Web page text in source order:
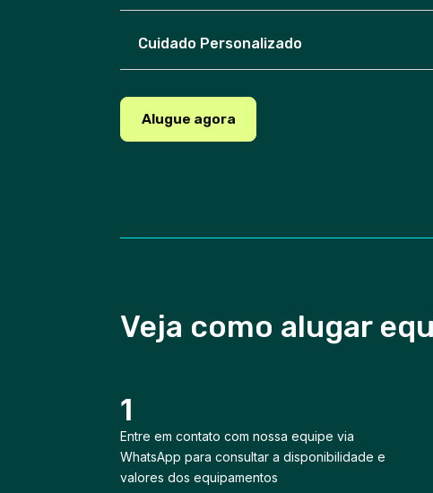
Cuidado Personalizado
Alugue agora
Veja como alugar
1
Entre em contato com nossa equipe via
WhatsApp para consultar a disponibilidade e
valores dos equipamentos